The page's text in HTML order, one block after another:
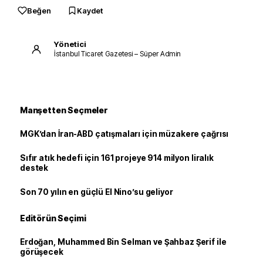
Beğen Kaydet
Yönetici
İstanbul Ticaret Gazetesi – Süper Admin
Manşetten Seçmeler
MGK’dan İran-ABD çatışmaları için müzakere çağrısı
Sıfır atık hedefi için 161 projeye 914 milyon liralık
destek
Son 70 yılın en güçlü El Nino’su geliyor
Editörün Seçimi
Erdoğan, Muhammed Bin Selman ve Şahbaz Şerif ile
görüşecek